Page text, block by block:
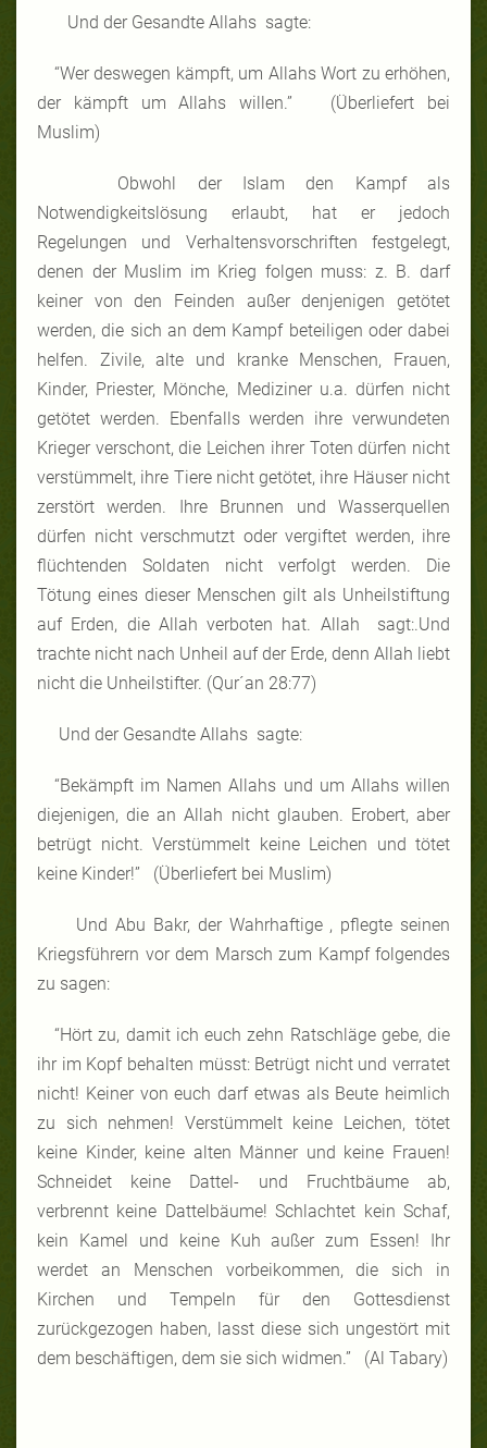
Und der Gesandte Allahs sagte:
“Wer deswegen kämpft, um Allahs Wort zu erhöhen,
der kämpft um Allahs willen.” (Überliefert bei
Muslim)
Obwohl der Islam den Kampf als
Notwendigkeitslösung erlaubt, hat er jedoch
Regelungen und Verhaltensvorschriften festgelegt,
denen der Muslim im Krieg folgen muss: z. B. darf
keiner von den Feinden außer denjenigen getötet
werden, die sich an dem Kampf beteiligen oder dabei
helfen. Zivile, alte und kranke Menschen, Frauen,
Kinder, Priester, Mönche, Mediziner u.a. dürfen nicht
getötet werden. Ebenfalls werden ihre verwundeten
Krieger verschont, die Leichen ihrer Toten dürfen nicht
verstümmelt, ihre Tiere nicht getötet, ihre Häuser nicht
zerstört werden. Ihre Brunnen und Wasserquellen
dürfen nicht verschmutzt oder vergiftet werden, ihre
flüchtenden Soldaten nicht verfolgt werden. Die
Tötung eines dieser Menschen gilt als Unheilstiftung
auf Erden, die Allah verboten hat. Allah sagt:.Und
trachte nicht nach Unheil auf der Erde, denn Allah liebt
nicht die Unheilstifter. (Qur´an 28:77)
Und der Gesandte Allahs sagte:
“Bekämpft im Namen Allahs und um Allahs willen
diejenigen, die an Allah nicht glauben. Erobert, aber
betrügt nicht. Verstümmelt keine Leichen und tötet
keine Kinder!” (Überliefert bei Muslim)
Und Abu Bakr, der Wahrhaftige , pflegte seinen
Kriegsführern vor dem Marsch zum Kampf folgendes
zu sagen:
“Hört zu, damit ich euch zehn Ratschläge gebe, die
ihr im Kopf behalten müsst: Betrügt nicht und verratet
nicht! Keiner von euch darf etwas als Beute heimlich
zu sich nehmen! Verstümmelt keine Leichen, tötet
keine Kinder, keine alten Männer und keine Frauen!
Schneidet keine Dattel- und Fruchtbäume ab,
verbrennt keine Dattelbäume! Schlachtet kein Schaf,
kein Kamel und keine Kuh außer zum Essen! Ihr
werdet an Menschen vorbeikommen, die sich in
Kirchen und Tempeln für den Gottesdienst
zurückgezogen haben, lasst diese sich ungestört mit
dem beschäftigen, dem sie sich widmen.” (Al Tabary)